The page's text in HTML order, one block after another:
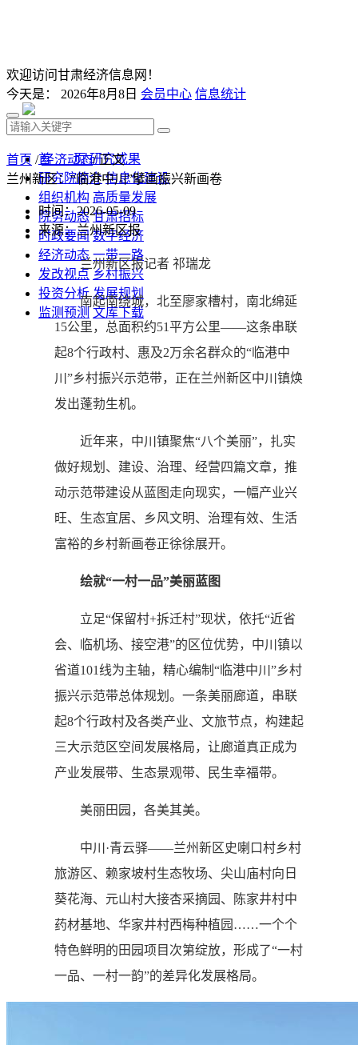
欢迎访问甘肃经济信息网！
今天是： 2026年8月8日 会员中心 信息统计
首 页 研究成果
研究院简介 信息化建设
组织机构 高质量发展
院务动态 甘肃招标
时政要闻 数字经济
经济动态 一带一路
发改视点 乡村振兴
投资分析 发展规划
监测预测 文库下载
首页 /经济动态/ 正文
兰州新区：“临港中川”擘画振兴新画卷
时间：2026-05-09
来源：兰州新区报
兰州新区报记者 祁瑞龙
南起南绕城，北至廖家槽村，南北绵延
15公里，总面积约51平方公里——这条串联
起8个行政村、惠及2万余名群众的“临港中
川”乡村振兴示范带，正在兰州新区中川镇焕
发出蓬勃生机。
近年来，中川镇聚焦“八个美丽”，扎实
做好规划、建设、治理、经营四篇文章，推
动示范带建设从蓝图走向现实，一幅产业兴
旺、生态宜居、乡风文明、治理有效、生活
富裕的乡村新画卷正徐徐展开。
绘就“一村一品”美丽蓝图
立足“保留村+拆迁村”现状，依托“近省
会、临机场、接空港”的区位优势，中川镇以
省道101线为主轴，精心编制“临港中川”乡村
振兴示范带总体规划。一条美丽廊道，串联
起8个行政村及各类产业、文旅节点，构建起
三大示范区空间发展格局，让廊道真正成为
产业发展带、生态景观带、民生幸福带。
美丽田园，各美其美。
中川·青云驿——兰州新区史喇口村乡村
旅游区、赖家坡村生态牧场、尖山庙村向日
葵花海、元山村大接杏采摘园、陈家井村中
药材基地、华家井村西梅种植园……一个个
特色鲜明的田园项目次第绽放，形成了“一村
一品、一村一韵”的差异化发展格局。